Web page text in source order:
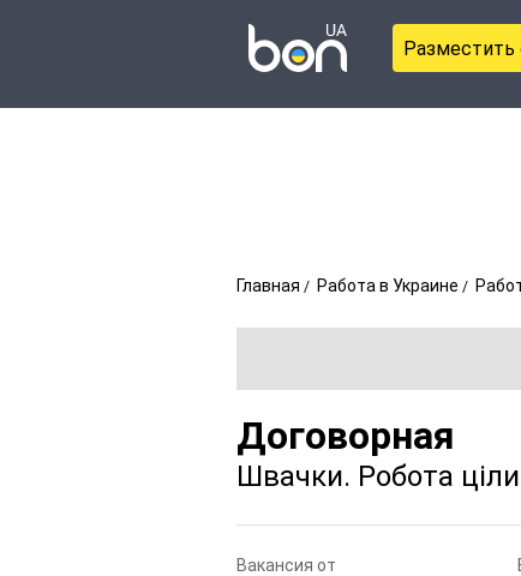
Разместить
Главная Работа в Украине
Договорная
Швачки. Робота
Вакансия от